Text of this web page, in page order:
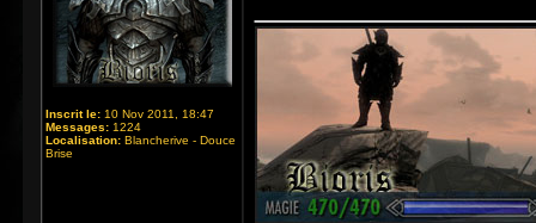
Inscrit le: 10 Nov 2011, 18:47
Messages: 1224
Localisation: Blancherive - Douce
Brise